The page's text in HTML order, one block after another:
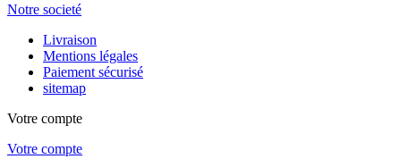
Notre societé
Livraison
Mentions légales
Paiement sécurisé
sitemap
Votre compte
Votre compte